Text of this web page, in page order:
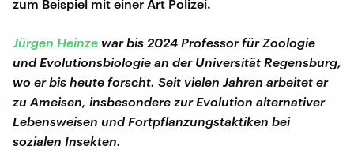
zum Beispiel mit einer Art Polizei.
Jürgen Heinze war bis 2024 Professor für Zoologie
und Evolutionsbiologie an der Universität Regensburg,
wo er bis heute forscht. Seit vielen Jahren arbeitet er
zu Ameisen, insbesondere zur Evolution alternativer
Lebensweisen und Fortpflanzungstaktiken bei
sozialen Insekten.